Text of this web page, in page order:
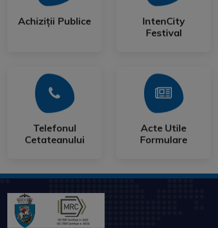
Achiziții Publice
Achiziții Publice
IntenCity
Festival
IntenCity
Festival
Telefonul
Cetateanului
Telefonul
Cetateanului
Mai Mult
Acte Utile
Formulare
Acte Utile
Formulare
Mai Mult